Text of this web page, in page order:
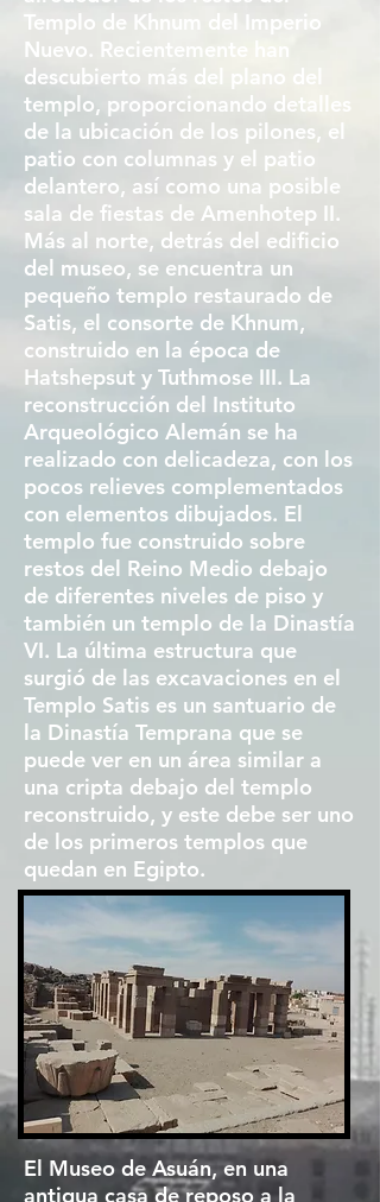
Templo de Khnum del Imperio
Nuevo. Recientemente han
descubierto más del plano del
templo, proporcionando detalles
de la ubicación de los pilones, el
patio con columnas y el patio
delantero, así como una posible
sala de fiestas de Amenhotep II.
Más al norte, detrás del edificio
del museo, se encuentra un
pequeño templo restaurado de
Satis, el consorte de Khnum,
construido en la época de
Hatshepsut y Tuthmose III. La
reconstrucción del Instituto
Arqueológico Alemán se ha
realizado con delicadeza, con los
pocos relieves complementados
con elementos dibujados. El
templo fue construido sobre
restos del Reino Medio debajo
de diferentes niveles de piso y
también un templo de la Dinastía
VI. La última estructura que
surgió de las excavaciones en el
Templo Satis es un santuario de
la Dinastía Temprana que se
puede ver en un área similar a
una cripta debajo del templo
reconstruido, y este debe ser uno
de los primeros templos que
quedan en Egipto.
El Museo de Asuán, en una
antigua casa de reposo a la